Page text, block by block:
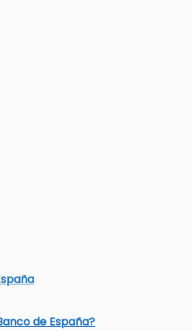
de España?